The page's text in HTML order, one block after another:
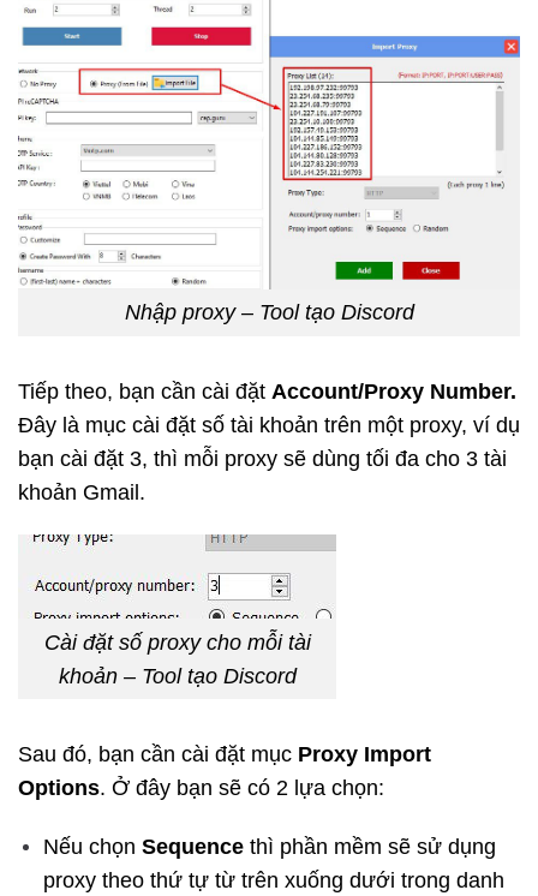
Nhập proxy – Tool tạo Discord
Tiếp theo, bạn cần cài đặt Account/Proxy Number.
Đây là mục cài đặt số tài khoản trên một proxy, ví dụ
bạn cài đặt 3, thì mỗi proxy sẽ dùng tối đa cho 3 tài
khoản Gmail.
Cài đặt số proxy cho mỗi tài
khoản – Tool tạo Discord
Sau đó, bạn cần cài đặt mục Proxy Import
Options. Ở đây bạn sẽ có 2 lựa chọn:
Nếu chọn Sequencethì phần mềm sẽ sử dụng
proxy theo thứ tự từ trên xuống dưới trong danh